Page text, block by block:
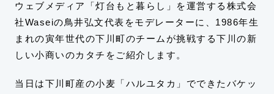
ウェブメディア「灯台もと暮らし」を運営する株式会
社Waseiの鳥井弘文代表をモデレーターに、1986年生
まれの寅年世代の下川町のチームが挑戦する下川の新
しい小商いのカタチをご紹介します。
当日は下川町産の小麦「ハルユタカ」でできたバケッ